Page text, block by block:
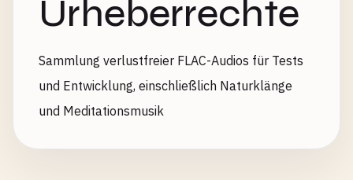
Urheberrechte
Sammlung verlustfreier FLAC-Audios für Tests
und Entwicklung, einschließlich Naturklänge
und Meditationsmusik